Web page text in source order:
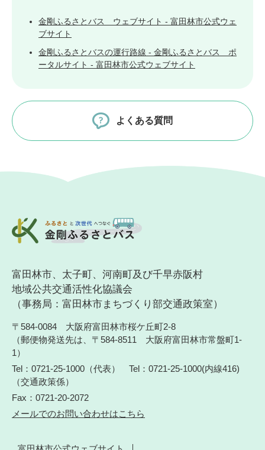
金剛ふるさとバス ウェブサイト - 富田林市公式ウェ
ブサイト
金剛ふるさとバスの運行路線 - 金剛ふるさとバス ポ
ータルサイト - 富田林市公式ウェブサイト
よくある質問
富田林市、太子町、河南町及び千早赤阪村
地域公共交通活性化協議会
（事務局：富田林市まちづくり部交通政策室）
〒584-0084
大阪府富田林市桜ケ丘町2-8
（郵便物発送先は、〒584-8511
大阪府富田林市常盤町1-
1）
Tel：0721-25-1000（代表）
Tel：0721-25-1000(内線416)
（交通政策係）
Fax：0721-20-2072
メールでのお問い合わせはこちら